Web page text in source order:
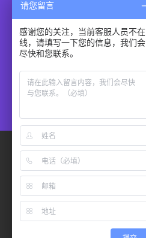
请您留言
感谢您的关注，当前客服人员不在
线，请填写一下您的信息，我们会
尽快和您联系。